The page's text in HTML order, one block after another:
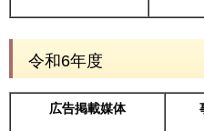
令和6年度
広告掲載媒体